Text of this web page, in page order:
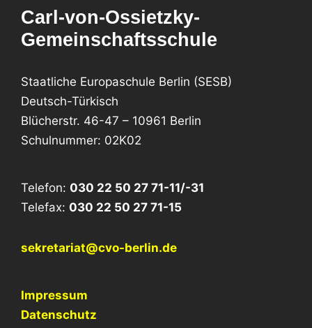
Carl-von-Ossietzky-
Gemeinschaftsschule
Staatliche Europaschule Berlin (SESB)
Deutsch-Türkisch
Blücherstr. 46-47 – 10961 Berlin
Schulnummer: 02K02
Telefon: 030 22 50 27 71-11/-31
Telefax: 030 22 50 27 71-15
sekretariat@cvo-berlin.de
Impressum
Datenschutz